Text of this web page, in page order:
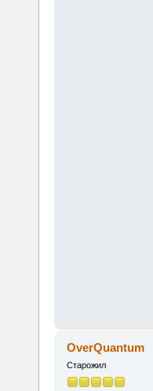
OverQuantum
Старожил